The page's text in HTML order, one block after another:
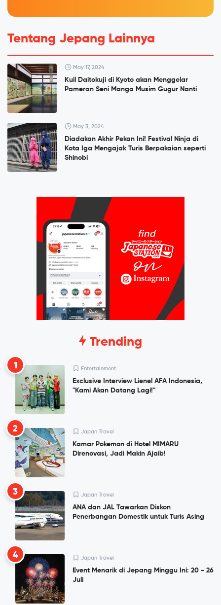
Tentang Jepang Lainnya
May 17, 2024
Kuil Daitokuji di Kyoto akan Menggelar
Pameran Seni Manga Musim Gugur Nanti
May 3, 2024
Diadakan Akhir Pekan Ini! Festival Ninja di
Kota Iga Mengajak Turis Berpakaian seperti
Shinobi
Trending
1 Entertainment
Exclusive Interview Lienel AFA Indonesia,
"Kami Akan Datang Lagi!"
2 Japan Travel
Kamar Pokemon di Hotel MIMARU
Direnovasi, Jadi Makin Ajaib!
3 Japan Travel
ANA dan JAL Tawarkan Diskon
Penerbangan Domestik untuk Turis Asing
4 Japan Travel
Event Menarik di Jepang Minggu Ini: 20 - 26
Juli